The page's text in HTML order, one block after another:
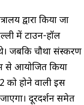
द्वारा किया जा
में टाउन-हॉल
जबकि चौथा संस्करण
से आयोजित किया
को होने वाली इस
जाएगा। दूरदर्शन समेत